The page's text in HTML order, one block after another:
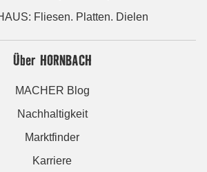
Fliesen. Platten. Dielen
Über HORNBACH
MACHER Blog
Nachhaltigkeit
Marktfinder
Karriere